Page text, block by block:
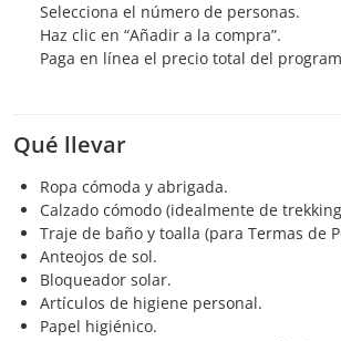
Selecciona el número de personas.
Haz clic en “Añadir a la compra”.
Paga en línea el precio total del
Qué llevar
Ropa cómoda y abrigada.
Calzado cómodo (idealmente de
Traje de baño y toalla (para Termas de
Anteojos de sol.
Bloqueador solar.
Artículos de higiene personal.
Papel higiénico.